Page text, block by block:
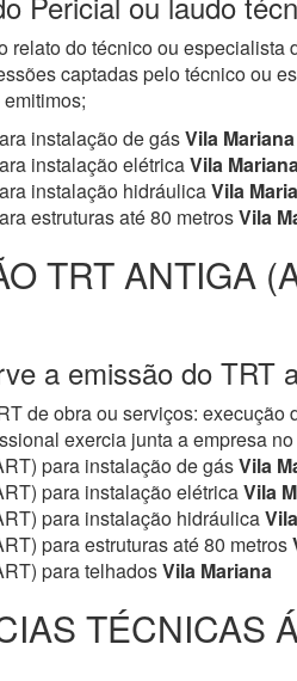
relato do técnico ou
captadas pelo técnico ou
instalação de gásVila Mariana
instalação elétricaVila
instalação hidráulicaVila
estruturas até 80 metrosVila
TRT ANTIGA
a emissão do TRT
de obra ou serviços:
exercia junta a empresa
para instalação de gásVila
para instalação elétricaVila
para instalação hidráulica
para estruturas até 80 metros
para telhadosVila Mariana
TÉCNICAS